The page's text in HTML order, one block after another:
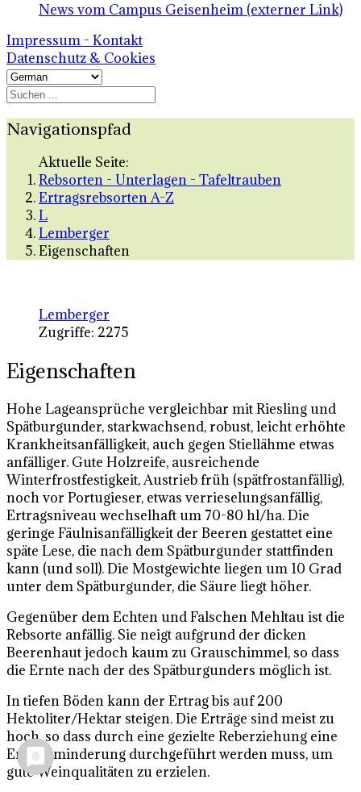
News vom Campus Geisenheim (externer Link)
Impressum - Kontakt
Datenschutz & Cookies
Navigationspfad
Aktuelle Seite:
Rebsorten - Unterlagen - Tafeltrauben
Ertragsrebsorten A-Z
L
Lemberger
Eigenschaften
Lemberger
Zugriffe: 2275
Eigenschaften
Hohe Lageansprüche vergleichbar mit Riesling und
Spätburgunder, starkwachsend, robust, leicht erhöhte
Krankheitsanfälligkeit, auch gegen Stiellähme etwas
anfälliger. Gute Holzreife, ausreichende
Winterfrostfestigkeit, Austrieb früh (spätfrostanfällig),
noch vor Portugieser, etwas verrieselungsanfällig,
Ertragsniveau wechselhaft um 70-80 hl/ha. Die
geringe Fäulnisanfälligkeit der Beeren gestattet eine
späte Lese, die nach dem Spätburgunder stattfinden
kann (und soll). Die Mostgewichte liegen um 10 Grad
unter dem Spätburgunder, die Säure liegt höher.
Gegenüber dem Echten und Falschen Mehltau ist die
Rebsorte anfällig. Sie neigt aufgrund der dicken
Beerenhaut jedoch kaum zu Grauschimmel, so dass
die Ernte nach der des Spätburgunders möglich ist.
In tiefen Böden kann der Ertrag bis auf 200
Hektoliter/Hektar steigen. Die Erträge sind meist zu
hoch, so dass durch eine gezielte Reberziehung eine
Ertragsminderung durchgeführt werden muss, um
gute Weinqualitäten zu erzielen.